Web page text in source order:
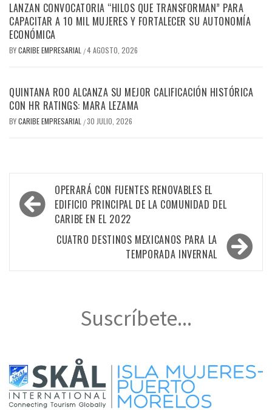
LANZAN CONVOCATORIA “HILOS QUE TRANSFORMAN” PARA
CAPACITAR A 10 MIL MUJERES Y FORTALECER SU AUTONOMÍA
ECONÓMICA
BYCARIBE EMPRESARIAL /4 AGOSTO, 2026
QUINTANA ROO ALCANZA SU MEJOR CALIFICACIÓN HISTÓRICA
CON HR RATINGS: MARA LEZAMA
BYCARIBE EMPRESARIAL /30 JULIO, 2026
Navegación
de
entradas
OPERARÁ CON FUENTES RENOVABLES EL
EDIFICIO PRINCIPAL DE LA COMUNIDAD DEL
CARIBE EN EL 2022
CUATRO DESTINOS MEXICANOS PARA LA
TEMPORADA INVERNAL
Suscríbete...